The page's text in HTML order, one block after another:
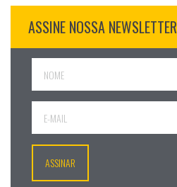
ASSINE NOSSA NEWSLETTER